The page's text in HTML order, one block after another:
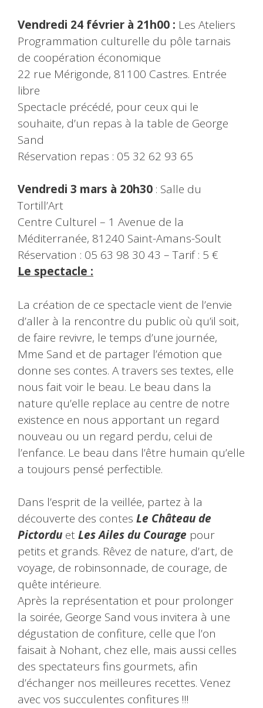
Vendredi 24 février à 21h00 : Les Ateliers
Programmation culturelle du pôle tarnais
de coopération économique
22 rue Mérigonde, 81100 Castres. Entrée
libre
Spectacle précédé, pour ceux qui le
souhaite, d’un repas à la table de George
Sand
Réservation repas : 05 32 62 93 65
Vendredi 3 mars à 20h30 : Salle du
Tortill’Art
Centre Culturel – 1 Avenue de la
Méditerranée, 81240 Saint-Amans-Soult
Réservation : 05 63 98 30 43 – Tarif : 5 €
Le spectacle :
La création de ce spectacle vient de l’envie
d’aller à la rencontre du public où qu’il soit,
de faire revivre, le temps d’une journée,
Mme Sand et de partager l’émotion que
donne ses contes. A travers ses textes, elle
nous fait voir le beau. Le beau dans la
nature qu’elle replace au centre de notre
existence en nous apportant un regard
nouveau ou un regard perdu, celui de
l’enfance. Le beau dans l’être humain qu’elle
a toujours pensé perfectible.
Dans l’esprit de la veillée, partez à la
découverte des contes Le Château de
Pictordu etLes Ailes du Courage pour
petits et grands. Rêvez de nature, d’art, de
voyage, de robinsonnade, de courage, de
quête intérieure.
Après la représentation et pour prolonger
la soirée, George Sand vous invitera à une
dégustation de confiture, celle que l’on
faisait à Nohant, chez elle, mais aussi celles
des spectateurs fins gourmets, afin
d’échanger nos meilleures recettes. Venez
avec vos succulentes confitures !!!